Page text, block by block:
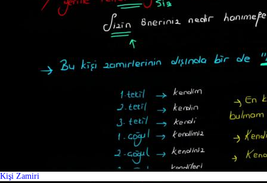
Kişi Zamiri